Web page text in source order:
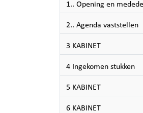
1.. Opening en
2.. Agenda vaststellen
3 KABINET
4 Ingekomen stukken
5 KABINET
6 KABINET